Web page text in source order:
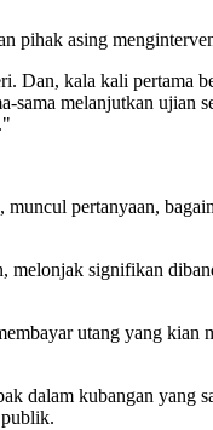
pihak asing
Dan, kala kali pertama
melanjutkan ujian
pertanyaan,
melonjak signifikan
utang yang kian
dalam kubangan yang